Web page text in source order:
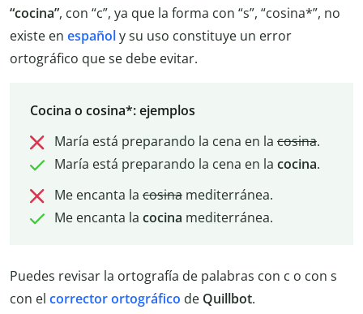
“cocina”, con “c”, ya que la forma con “s”, “cosina*”, no
existe en españoly su uso constituye un error
ortográfico que se debe evitar.
Cocina o cosina*: ejemplos
María está preparando la cena en la cosina.
María está preparando la cena en la cocina.
Me encanta la cosinamediterránea.
Me encanta la cocina mediterránea.
Puedes revisar la ortografía de palabras con c o con s
con el corrector ortográfico de Quillbot.